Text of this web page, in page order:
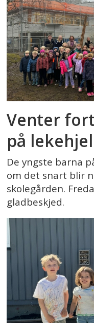
Venter
på
De yngste barna
om det snart blir
skolegården.
gladbeskjed.